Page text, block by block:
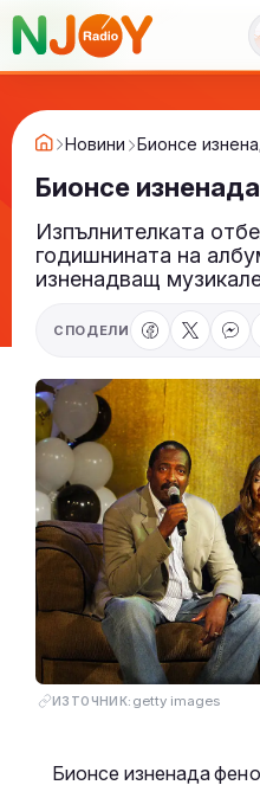
Новини Бионсе
Бионсе
Изпълнителката
годишнината на
изненадващ
СПОДЕЛИ
ИЗТОЧНИК: getty images
Бионсе изненада